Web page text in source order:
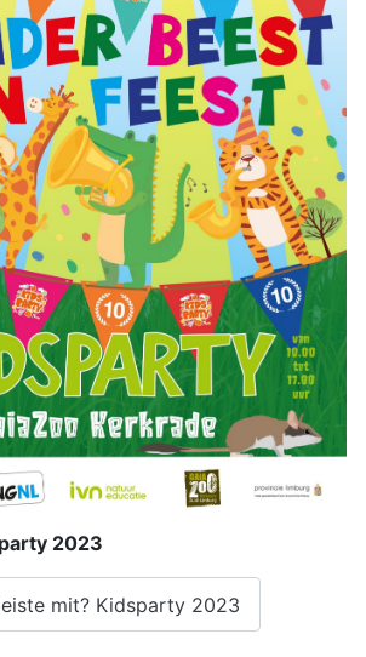
2023
mit? Kidsparty 2023